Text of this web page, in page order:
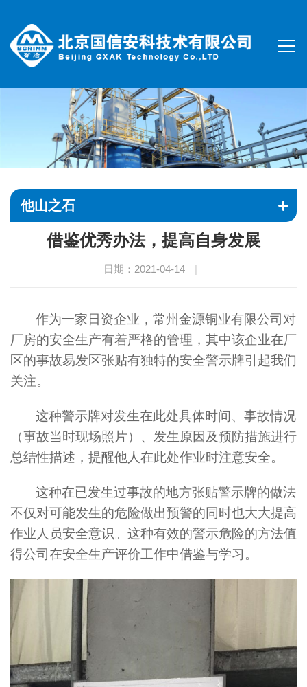
他山之石
借鉴优秀办法，提高自身发展
日期：2021-04-14 |
作为一家日资企业，常州金源铜业有限公司对
厂房的安全生产有着严格的管理，其中该企业在厂
区的事故易发区张贴有独特的安全警示牌引起我们
关注。
这种警示牌对发生在此处具体时间、事故情况
（事故当时现场照片）、发生原因及预防措施进行
总结性描述，提醒他人在此处作业时注意安全。
这种在已发生过事故的地方张贴警示牌的做法
不仅对可能发生的危险做出预警的同时也大大提高
作业人员安全意识。这种有效的警示危险的方法值
得公司在安全生产评价工作中借鉴与学习。